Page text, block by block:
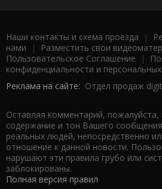
Наши контакты и схема проезда |
нами | Разместить свои
Пользовательское Соглашение |
конфиденциальности и
Реклама на сайте: Отдел продаж
Оставляя комментарий,
содержание и тон Вашего
реальных людей, непосредственно
отношение к данной новости.
нарушают эти правила грубо или
заблокированы.
Полная версия правил